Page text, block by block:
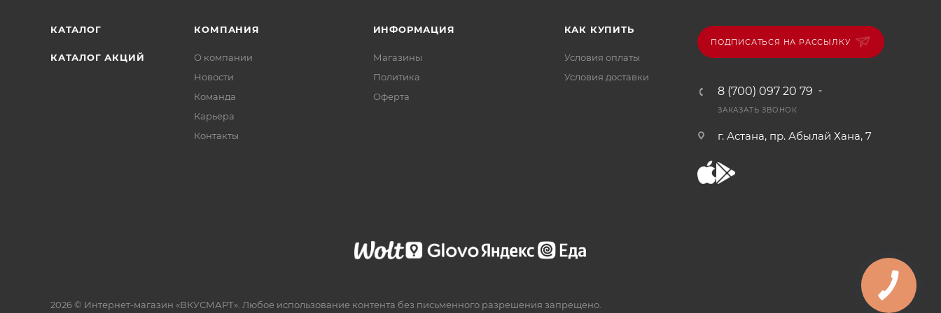
КАТАЛОГ
КАТАЛОГ АКЦИЙ
КОМПАНИЯ
О компании
Новости
Команда
Карьера
Контакты
ИНФОРМАЦИЯ
Магазины
Политика
Офертa
КАК КУПИТЬ
Условия оплаты
Условия доставки
ПОДПИСАТЬСЯ НА РАССЫЛКУ
8 (700) 097 20 79
ЗАКАЗАТЬ ЗВОНОК
г. Астана, пр. Абылай Хана, 7
2026 © Интернет-магазин «ВКУСМАРТ». Любое использование контента без письменного разрешения запрещено.